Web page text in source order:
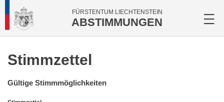
FÜRSTENTUM LIECHTENSTEIN
ABSTIMMUNGEN
Stimmzettel
Gültige Stimmmöglichkeiten